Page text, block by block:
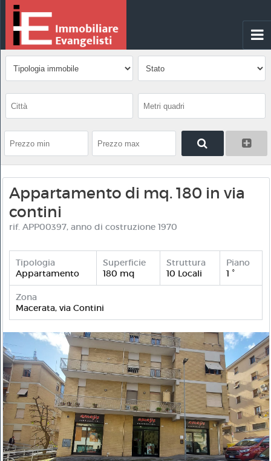
Appartamento di mq. 180 in via
contini
rif. APP00397, anno di costruzione 1970
Tipologia
Appartamento
Superficie
180 mq
Struttura
10 Locali
Piano
1 °
Zona
Macerata, via Contini